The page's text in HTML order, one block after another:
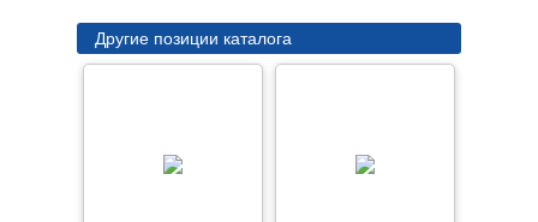
Другие позиции каталога